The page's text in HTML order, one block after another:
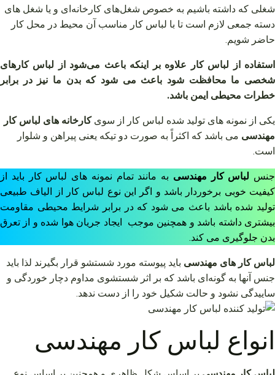
شغلی که داشته باشیم به خصوص شغل‌های کارخانه‌ای و یا شغل های
دسته جمعی لازم است تا با لباس کار مناسب آن محیط در محل کار
حاضر شویم.
استفاده از لباس کار علاوه بر اینکه باعث می‌شود از لباس کارهای
شخصی ما محافظت شود باعث می شود که بدن ما نیز در برابر
خطرات محیطی ایمن باشد.
یکی از نمونه های تولید شده لباس کار از سویکارخانه های لباس کار
مهندسی می باشد که اکثراً به صورت دو تیکه یعنی پیراهن و شلوار
است.
جنس لباس کار مهندسی به مانند تمام نمونه های لباس کار باید از
کیفیت خوبی برخوردار باشد و اگر این نوع لباس کار از الیاف طبیعی
تولید شده باشد باعث می شود که در برابر شرایط محیطی مقاومت
بیشتری داشته باشد و همچنین موجب ایجاد جریان هوا شده و از تعرق
بدن جلوگیری می کند.
لباس کار های مهندسی باید پیوسته مورد شستشو قرار بگیرند لذا باید
جنس آنها به گونه‌ای باشد که بر اثر شستشوی مداوم دچار خوردگی و
ساییدگی نشود و حالت شکیل خود را از دست ندهد.
انواع لباس کار مهندسی